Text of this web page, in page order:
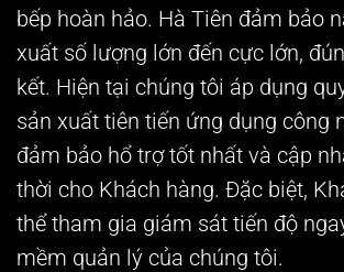
bếp hoàn hảo. Hà Tiên đảm bảo
xuất số lượng lớn đến cực lớn,
kết. Hiện tại chúng tôi áp dụng
sản xuất tiên tiến ứng dụng công
đảm bảo hổ trợ tốt nhất và cập
thời cho Khách hàng. Đặc biệt,
thể tham gia giám sát tiến độ
mềm quản lý của chúng tôi.